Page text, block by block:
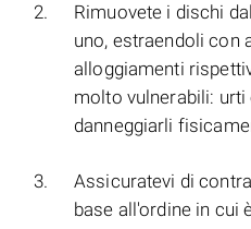
Rimuovete i dischi
uno, estraendoli con
alloggiamenti
molto vulnerabili:
danneggiarli
Assicuratevi di
base all'ordine in cui